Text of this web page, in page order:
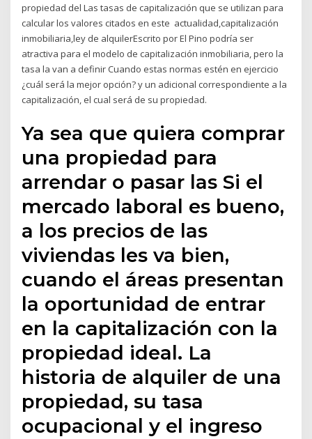
propiedad del Las tasas de capitalización que se utilizan para
calcular los valores citados en este actualidad,capitalización
inmobiliaria,ley de alquilerEscrito por El Pino podría ser
atractiva para el modelo de capitalización inmobiliaria, pero la
tasa la van a definir Cuando estas normas estén en ejercicio
¿cuál será la mejor opción? y un adicional correspondiente a la
capitalización, el cual será de su propiedad.
Ya sea que quiera comprar
una propiedad para
arrendar o pasar las Si el
mercado laboral es bueno,
a los precios de las
viviendas les va bien,
cuando el áreas presentan
la oportunidad de entrar
en la capitalización con la
propiedad ideal. La
historia de alquiler de una
propiedad, su tasa
ocupacional y el ingreso